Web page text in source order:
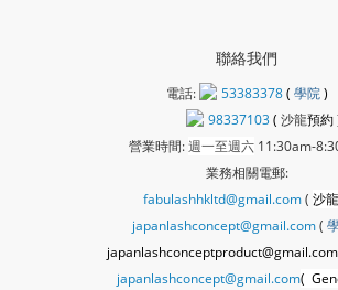
聯絡我們
電話: 53383378( 學院)
98337103( 沙龍預約
營業時間:週一至週六11:30am-
業務相關電郵:
fabulashhkltd@gmail.com( 沙龍
japanlashconcept@gmail.com(
japanlashconcept@gmail.com(